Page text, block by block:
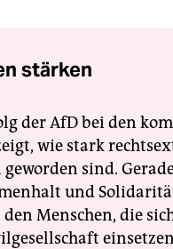
stärken
der AfD bei den
wie stark
sind.
und
Menschen, die